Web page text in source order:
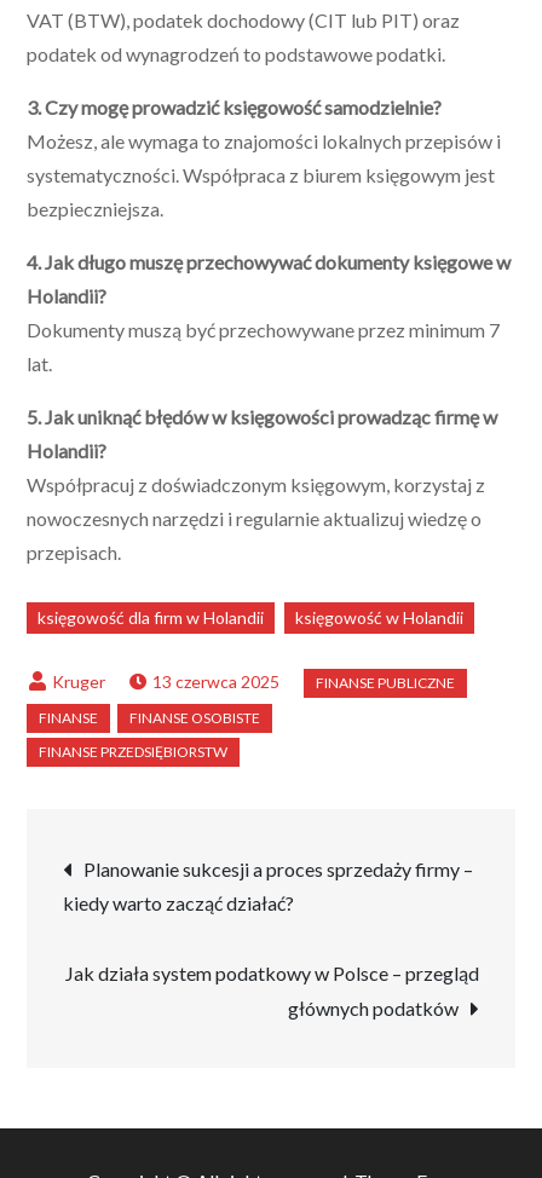
VAT (BTW), podatek dochodowy (CIT lub PIT) oraz
podatek od wynagrodzeń to podstawowe podatki.
3. Czy mogę prowadzić księgowość samodzielnie?
Możesz, ale wymaga to znajomości lokalnych przepisów i
systematyczności. Współpraca z biurem księgowym jest
bezpieczniejsza.
4. Jak długo muszę przechowywać dokumenty księgowe w
Holandii?
Dokumenty muszą być przechowywane przez minimum 7
lat.
5. Jak uniknąć błędów w księgowości prowadząc firmę w
Holandii?
Współpracuj z doświadczonym księgowym, korzystaj z
nowoczesnych narzędzi i regularnie aktualizuj wiedzę o
przepisach.
księgowość dla firm w Holandii księgowość w Holandii
13 czerwca 2025
Nawigacja
wpisu
Planowanie sukcesji a proces sprzedaży firmy –
kiedy warto zacząć działać?
Jak działa system podatkowy w Polsce – przegląd
głównych podatków